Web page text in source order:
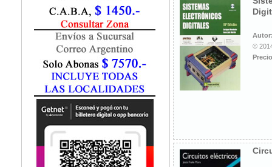
Metodología Investigación
Negocios
Periodismo
Política
Programación
Psicología
Química
Recursos Humanos
Redes / LAN / WiFi
Sociología
©